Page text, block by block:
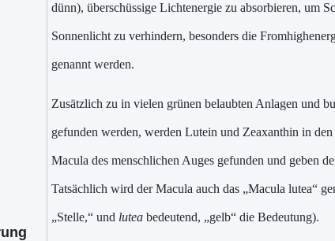
dünn), überschüssige Lichtenergie zu absorbieren, um
Sonnenlicht zu verhindern, besonders die
genannt werden.
Zusätzlich zu in vielen grünen belaubten Anlagen und
gefunden werden, werden Lutein und Zeaxanthin in
Macula des menschlichen Auges gefunden und geben
Tatsächlich wird der Macula auch das „Macula lutea“
„Stelle,“ und lutea bedeutend, „gelb“ die Bedeutung).